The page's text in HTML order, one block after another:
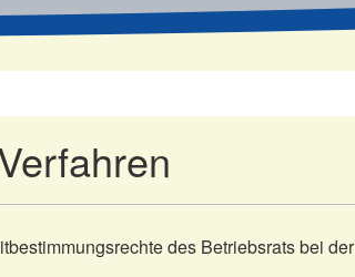
des Betriebsrats bei der